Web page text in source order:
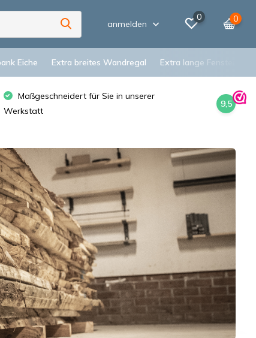
anmelden
0 0
Eiche Extra breites Wandregal Extra lange Fensterbank
Maßgeschneidert für Sie in unserer
Werkstatt
9,5